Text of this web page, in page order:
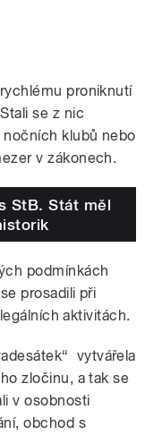
proniknutí
se z nic
klubů nebo
v zákonech.
StB. Stát měl
podmínkách
prosadili při
aktivitách.
vytvářela
zločinu, a tak se
v osobnosti
obchod s